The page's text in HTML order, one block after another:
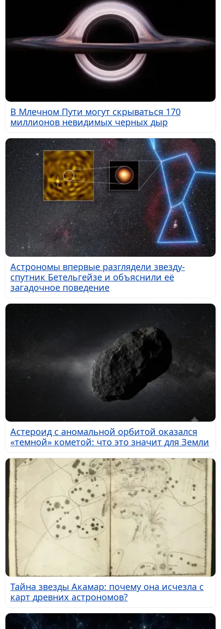
В Млечном Пути могут скрываться 170
миллионов невидимых черных дыр
Астрономы впервые разглядели звезду-
спутник Бетельгейзе и объяснили её
загадочное поведение
Астероид с аномальной орбитой оказался
«темной» кометой: что это значит для Земли
Тайна звезды Акамар: почему она исчезла с
карт древних астрономов?